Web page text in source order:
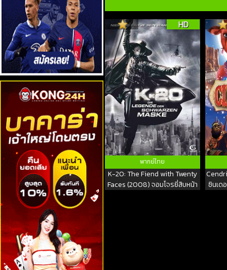
HD
พากย์ไทย
K-20: The Fiend with Twenty
Faces (2008) จอมโจรยี่สิบหน้า
ซินเด